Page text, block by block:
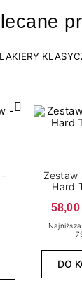
LAKIERY
-
Zestaw
Hard
58,00
DO